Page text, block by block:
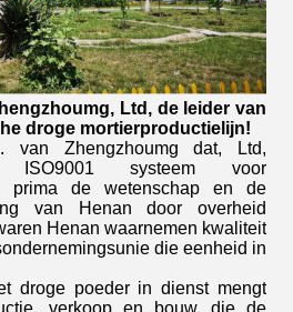
Ltd, de leider van
droge mortierproductielijn!
van Zhengzhoumg dat, Ltd,
ISO9001 systeem voor
prima de wetenschap en de
van Henan door overheid
Henan waarnemen kwaliteit
die eenheid in
droge poeder in dienst mengt
verkoop en bouw, die de